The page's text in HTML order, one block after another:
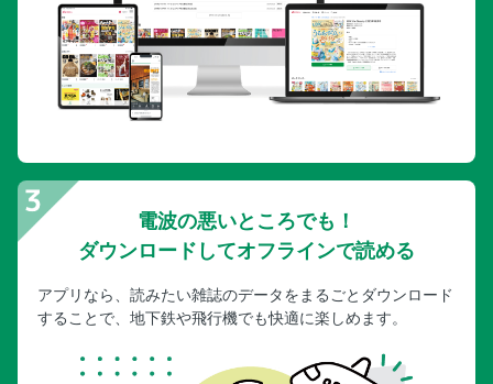
電波の悪いところでも！
ダウンロードしてオフラインで読める
アプリなら、読みたい雑誌のデータをまるごとダウンロード
することで、地下鉄や飛行機でも快適に楽しめます。